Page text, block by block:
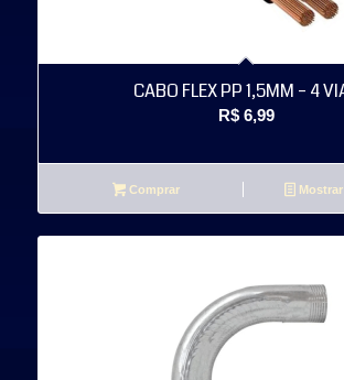
CABO FLEX PP 1,5MM – 4
R$ 6,99
Comprar